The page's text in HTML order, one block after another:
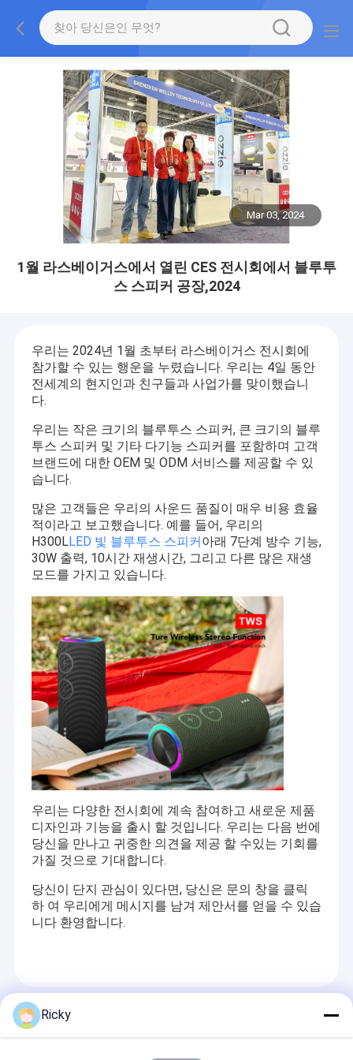
Mar 03, 2024
1월 라스베이거스에서 열린 CES 전시회에서 블루투
스 스피커 공장,2024
우리는 2024년 1월 초부터 라스베이거스 전시회에
참가할 수 있는 행운을 누렸습니다. 우리는 4일 동안
전세계의 현지인과 친구들과 사업가를 맞이했습니
다.
우리는 작은 크기의 블루투스 스피커, 큰 크기의 블루
투스 스피커 및 기타 다기능 스피커를 포함하며 고객
브랜드에 대한 OEM 및 ODM 서비스를 제공할 수 있
습니다.
많은 고객들은 우리의 사운드 품질이 매우 비용 효율
적이라고 보고했습니다. 예를 들어, 우리의
H300LLED 빛 블루투스 스피커 아래 7단계 방수 기능,
30W 출력, 10시간 재생시간, 그리고 다른 많은 재생
모드를 가지고 있습니다.
우리는 다양한 전시회에 계속 참여하고 새로운 제품
디자인과 기능을 출시 할 것입니다. 우리는 다음 번에
당신을 만나고 귀중한 의견을 제공 할 수있는 기회를
가질 것으로 기대합니다.
당신이 단지 관심이 있다면, 당신은 문의 창을 클릭
하 여 우리에게 메시지를 남겨 제안서를 얻을 수 있습
니다 환영합니다.
Recommended Products
Ricky